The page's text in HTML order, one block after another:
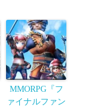
MMORPG『フ
ァイナルファン